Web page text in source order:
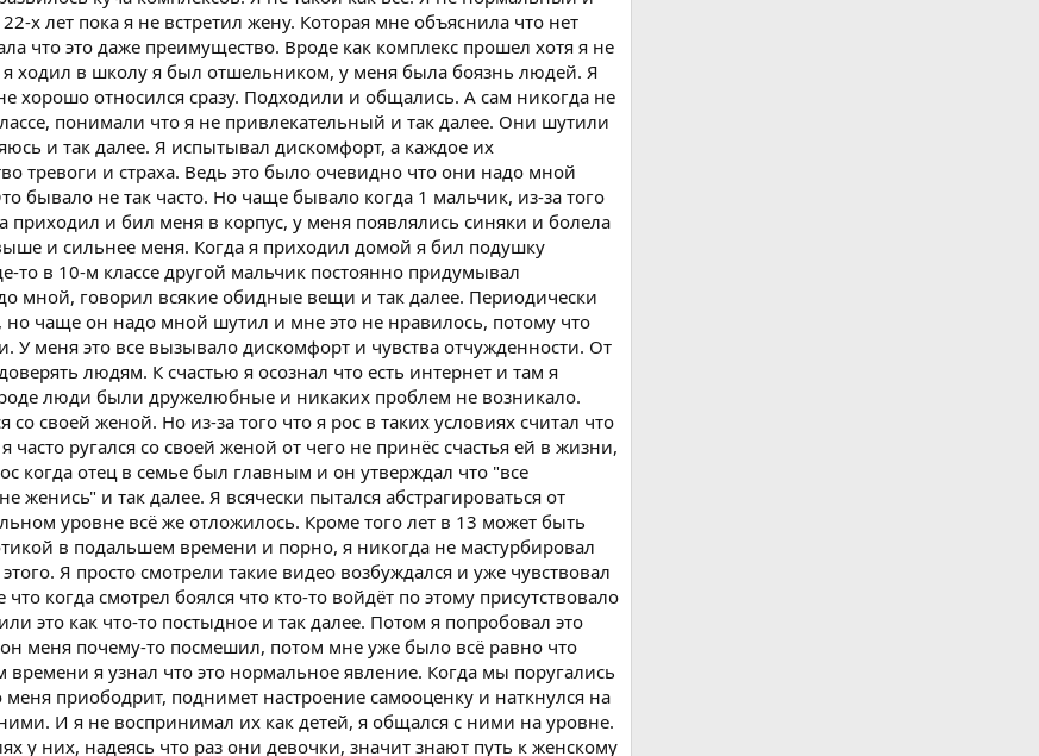
х лет пока я не встретил жену. Которая мне объяснила что нет
что это даже преимущество. Вроде как комплекс прошел хотя я не
я ходил в школу я был отшельником, у меня была боязнь людей. Я
хорошо относился сразу. Подходили и общались. А сам никогда не
понимали что я не привлекательный и так далее. Они шутили
и так далее. Я испытывал дискомфорт, а каждое их
тревоги и страха. Ведь это было очевидно что они надо мной
бывало не так часто. Но чаще бывало когда 1 мальчик, из-за того
приходил и бил меня в корпус, у меня появлялись синяки и болела
и сильнее меня. Когда я приходил домой я бил подушку
то в 10-м классе другой мальчик постоянно придумывал
мной, говорил всякие обидные вещи и так далее. Периодически
чаще он надо мной шутил и мне это не нравилось, потому что
У меня это все вызывало дискомфорт и чувства отчужденности. От
людям. К счастью я осознал что есть интернет и там я
люди были дружелюбные и никаких проблем не возникало.
со своей женой. Но из-за того что я рос в таких условиях считал что
часто ругался со своей женой от чего не принёс счастья ей в жизни,
когда отец в семье был главным и он утверждал что "все
и так далее. Я всячески пытался абстрагироваться от
уровне всё же отложилось. Кроме того лет в 13 может быть
в подальшем времени и порно, я никогда не мастурбировал
Я просто смотрели такие видео возбуждался и уже чувствовал
когда смотрел боялся что кто-то войдёт по этому присутствовало
это как что-то постыдное и так далее. Потом я попробовал это
меня почему-то посмешил, потом мне уже было всё равно что
времени я узнал что это нормальное явление. Когда мы поругались
меня приободрит, поднимет настроение самооценку и наткнулся на
И я не воспринимал их как детей, я общался с ними на уровне.
у них, надеясь что раз они девочки, значит знают путь к женскому